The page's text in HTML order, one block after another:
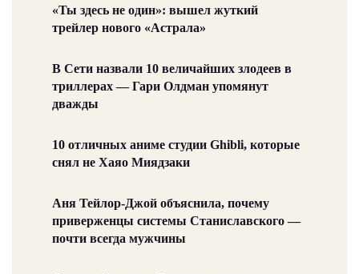
«Ты здесь не один»: вышел жуткий
трейлер нового «Астрала»
В Сети назвали 10 величайших злодеев в
триллерах — Гари Олдман упомянут
дважды
10 отличных аниме студии Ghibli, которые
снял не Хаяо Миядзаки
Аня Тейлор-Джой объяснила, почему
приверженцы системы Станиславского —
почти всегда мужчины